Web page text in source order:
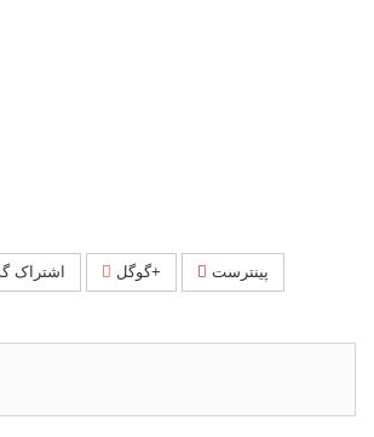
اشتراک گوگل+ پینترست